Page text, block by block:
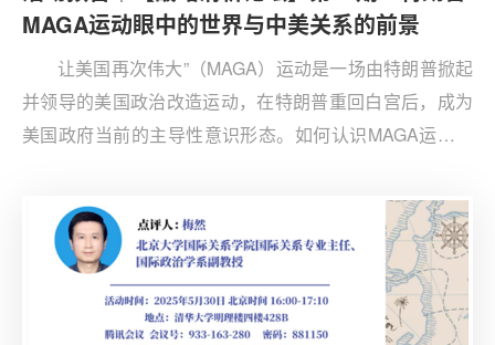
MAGA运动眼中的世界与中美关系的前景
让美国再次伟大”（MAGA）运动是一场由特朗普掀起
并领导的美国政治改造运动，在特朗普重回白宫后，成为
美国政府当前的主导性意识形态。如何认识MAGA运动本
国优先贸易和外交政策是基于MAGA产生的颠覆自由主义
霸权秩序的新理念。